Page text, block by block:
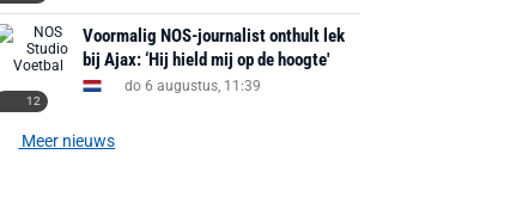
12
Voormalig NOS-journalist onthult lek
bij Ajax: ‘Hij hield mij op de hoogte'
do 6 augustus, 11:39
Meer nieuws